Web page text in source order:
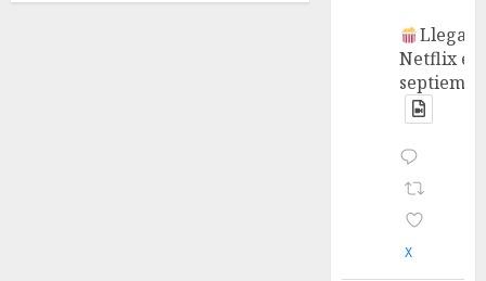
Llega a
Netflix en
X